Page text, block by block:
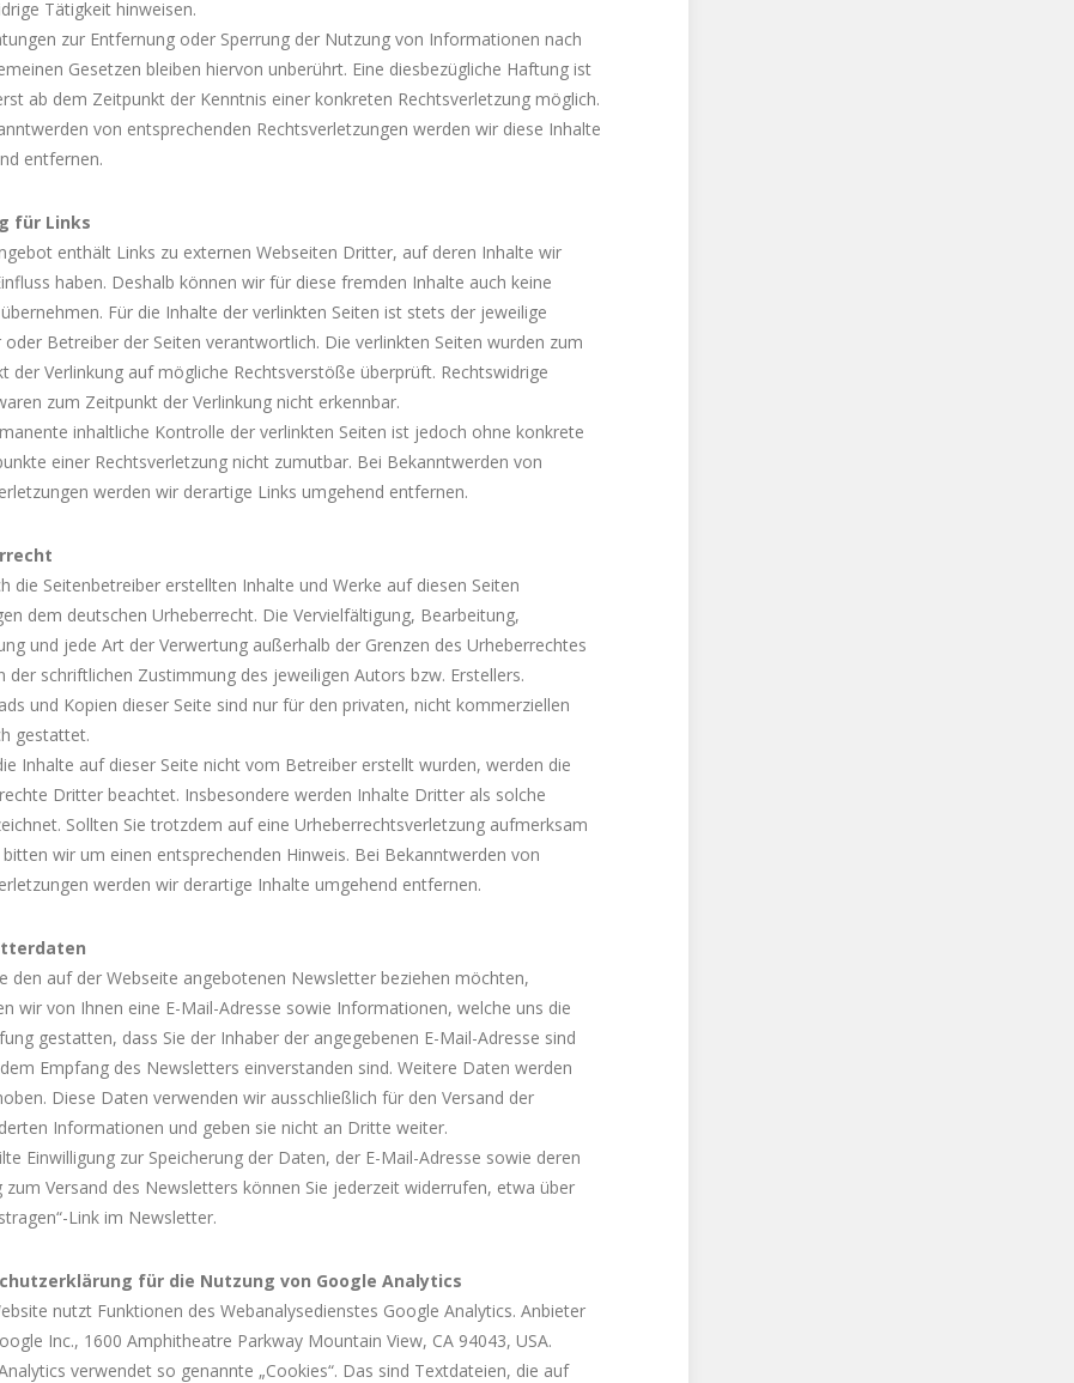
Tätigkeit hinweisen.
zur Entfernung oder Sperrung der Nutzung von Informationen nach
Gesetzen bleiben hiervon unberührt. Eine diesbezügliche Haftung ist
ab dem Zeitpunkt der Kenntnis einer konkreten Rechtsverletzung möglich.
von entsprechenden Rechtsverletzungen werden wir diese Inhalte
entfernen.
für Links
enthält Links zu externen Webseiten Dritter, auf deren Inhalte wir
haben. Deshalb können wir für diese fremden Inhalte auch keine
Für die Inhalte der verlinkten Seiten ist stets der jeweilige
oder Betreiber der Seiten verantwortlich. Die verlinkten Seiten wurden zum
der Verlinkung auf mögliche Rechtsverstöße überprüft. Rechtswidrige
zum Zeitpunkt der Verlinkung nicht erkennbar.
inhaltliche Kontrolle der verlinkten Seiten ist jedoch ohne konkrete
einer Rechtsverletzung nicht zumutbar. Bei Bekanntwerden von
werden wir derartige Links umgehend entfernen.
die Seitenbetreiber erstellten Inhalte und Werke auf diesen Seiten
dem deutschen Urheberrecht. Die Vervielfältigung, Bearbeitung,
und jede Art der Verwertung außerhalb der Grenzen des Urheberrechtes
der schriftlichen Zustimmung des jeweiligen Autors bzw. Erstellers.
und Kopien dieser Seite sind nur für den privaten, nicht kommerziellen
gestattet.
Inhalte auf dieser Seite nicht vom Betreiber erstellt wurden, werden die
Dritter beachtet. Insbesondere werden Inhalte Dritter als solche
Sollten Sie trotzdem auf eine Urheberrechtsverletzung aufmerksam
wir um einen entsprechenden Hinweis. Bei Bekanntwerden von
werden wir derartige Inhalte umgehend entfernen.
den auf der Webseite angebotenen Newsletter beziehen möchten,
wir von Ihnen eine E-Mail-Adresse sowie Informationen, welche uns die
gestatten, dass Sie der Inhaber der angegebenen E-Mail-Adresse sind
Empfang des Newsletters einverstanden sind. Weitere Daten werden
Diese Daten verwenden wir ausschließlich für den Versand der
Informationen und geben sie nicht an Dritte weiter.
Einwilligung zur Speicherung der Daten, der E-Mail-Adresse sowie deren
zum Versand des Newsletters können Sie jederzeit widerrufen, etwa über
Link im Newsletter.
für die Nutzung von Google Analytics
nutzt Funktionen des Webanalysedienstes Google Analytics. Anbieter
Inc., 1600 Amphitheatre Parkway Mountain View, CA 94043, USA.
verwendet so genannte „Cookies“. Das sind Textdateien, die auf